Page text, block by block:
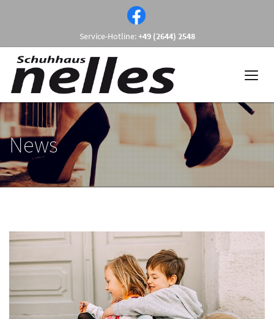
Service-Hotline:+49 (2644) 2548
News